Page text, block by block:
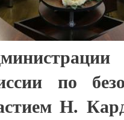
по
Н.